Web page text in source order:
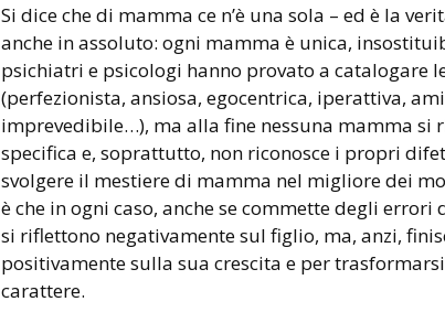
Si dice che di mamma ce n’è una sola – ed è la
anche in assoluto: ogni mamma è unica,
psichiatri e psicologi hanno provato a catalogare
(perfezionista, ansiosa, egocentrica, iperattiva,
imprevedibile…), ma alla fine nessuna mamma si
specifica e, soprattutto, non riconosce i propri
svolgere il mestiere di mamma nel migliore dei
è che in ogni caso, anche se commette degli
si riflettono negativamente sul figlio, ma, anzi,
positivamente sulla sua crescita e per
carattere.